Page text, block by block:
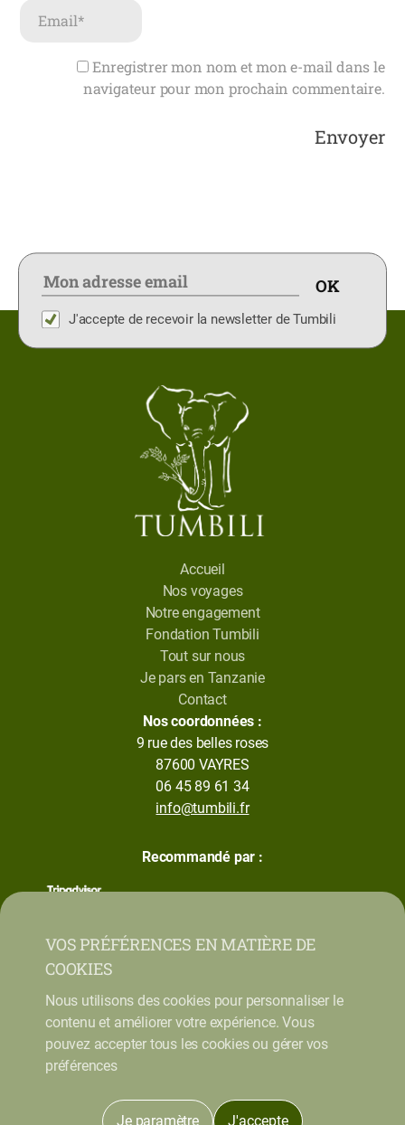
Enregistrer mon nom et mon e-mail dans le
navigateur pour mon prochain commentaire.
J'accepte de recevoir la newsletter de Tumbili
Accueil
Nos voyages
Notre engagement
Fondation Tumbili
Tout sur nous
Je pars en Tanzanie
Contact
Recommandé par :
Nos coordonnées :
9 rue des belles roses
87600 VAYRES
06 45 89 61 34
info@tumbili.fr
Conditions Générales de Vente
VOS PRÉFÉRENCES EN MATIÈRE DE
COOKIES
Nous utilisons des cookies pour personnaliser le
contenu et améliorer votre expérience. Vous
pouvez accepter tous les cookies ou gérer vos
préférences
Je paramètre J'accepte